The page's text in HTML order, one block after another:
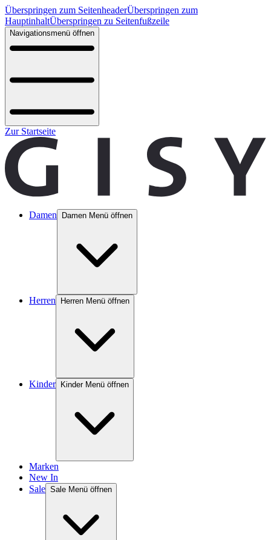
Überspringen zum SeitenheaderÜberspringen zum
HauptinhaltÜberspringen zu Seitenfußzeile
Navigationsmenü öffnen
Zur Startseite
Damen Damen Menü öffnen
Herren Herren Menü öffnen
Kinder Kinder Menü öffnen
Marken
New In
Sale Sale Menü öffnen